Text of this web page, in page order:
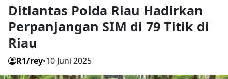
Ditlantas Polda Riau Hadirkan
Perpanjangan SIM di 79 Titik di
Riau
R1/rey•10 Juni 2025